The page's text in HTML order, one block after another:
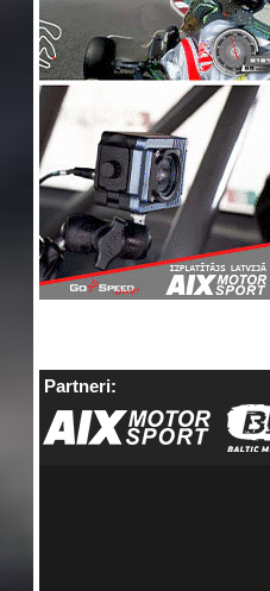
Partneri: